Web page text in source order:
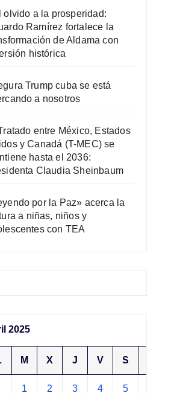
olvido a la prosperidad:
Ramírez fortalece la
de Aldama con
histórica
Trump cuba se está
a nosotros
entre México, Estados
y Canadá (T-MEC) se
hasta el 2036:
Claudia Sheinbaum
por la Paz» acerca la
a niñas, niños y
con TEA
2025
M X J V S
1 2 3 4 5